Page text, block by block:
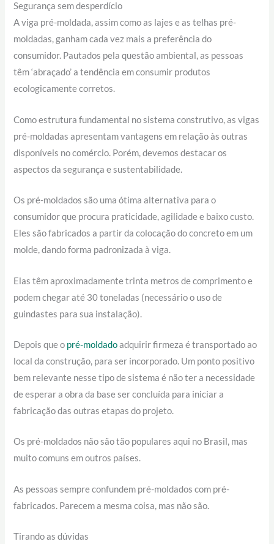
Segurança sem desperdício
A viga pré-moldada, assim como as lajes e as telhas pré-
moldadas, ganham cada vez mais a preferência do
consumidor. Pautados pela questão ambiental, as pessoas
têm ‘abraçado’ a tendência em consumir produtos
ecologicamente corretos.
Como estrutura fundamental no sistema construtivo, as vigas
pré-moldadas apresentam vantagens em relação às outras
disponíveis no comércio. Porém, devemos destacar os
aspectos da segurança e sustentabilidade.
Os pré-moldados são uma ótima alternativa para o
consumidor que procura praticidade, agilidade e baixo custo.
Eles são fabricados a partir da colocação do concreto em um
molde, dando forma padronizada à viga.
Elas têm aproximadamente trinta metros de comprimento e
podem chegar até 30 toneladas (necessário o uso de
guindastes para sua instalação).
Depois que o pré-moldadoadquirir firmeza é transportado ao
local da construção, para ser incorporado. Um ponto positivo
bem relevante nesse tipo de sistema é não ter a necessidade
de esperar a obra da base ser concluída para iniciar a
fabricação das outras etapas do projeto.
Os pré-moldados não são tão populares aqui no Brasil, mas
muito comuns em outros países.
As pessoas sempre confundem pré-moldados com pré-
fabricados. Parecem a mesma coisa, mas não são.
Tirando as dúvidas